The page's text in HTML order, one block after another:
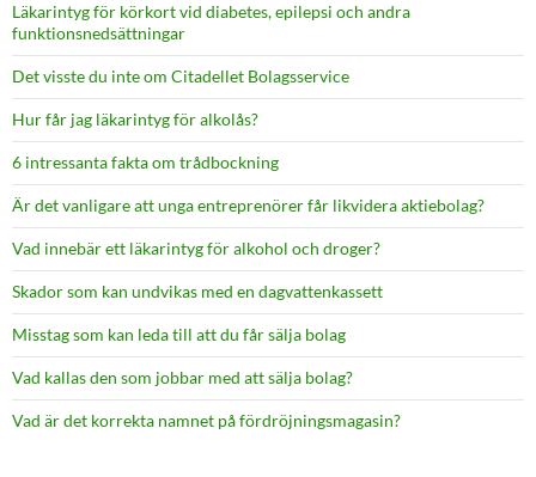
Läkarintyg för körkort vid diabetes, epilepsi och andra
funktionsnedsättningar
Det visste du inte om Citadellet Bolagsservice
Hur får jag läkarintyg för alkolås?
6 intressanta fakta om trådbockning
Är det vanligare att unga entreprenörer får likvidera aktiebolag?
Vad innebär ett läkarintyg för alkohol och droger?
Skador som kan undvikas med en dagvattenkassett
Misstag som kan leda till att du får sälja bolag
Vad kallas den som jobbar med att sälja bolag?
Vad är det korrekta namnet på fördröjningsmagasin?